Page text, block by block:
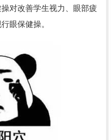
对改善学生视力、眼部疲
眼保健操。